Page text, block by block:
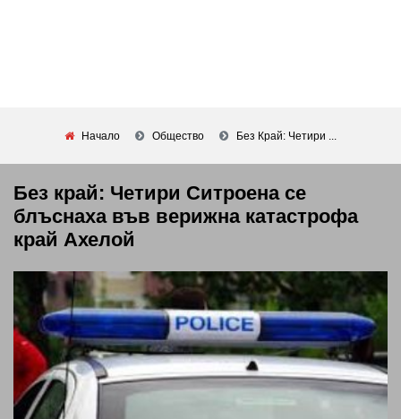
Начало Общество Без Край: Четири ...
Без край: Четири Ситроена се
блъснаха във верижна катастрофа
край Ахелой